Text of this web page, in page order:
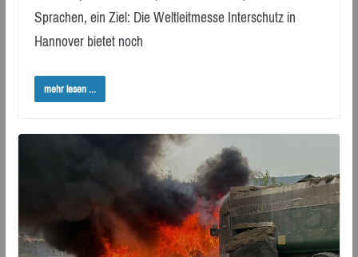
Sprachen, ein Ziel: Die Weltleitmesse Interschutz in
Hannover bietet noch
mehr lesen ...